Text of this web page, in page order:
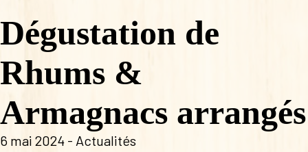
Dégustation de
Rhums &
Armagnacs arrangés
6 mai 2024 - Actualités